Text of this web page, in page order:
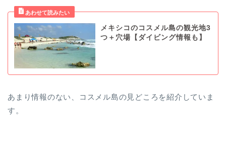
メキシコのコスメル島の観光地3
つ＋穴場【ダイビング情報も】
あまり情報のない、コスメル島の見どころを紹介していま
す。